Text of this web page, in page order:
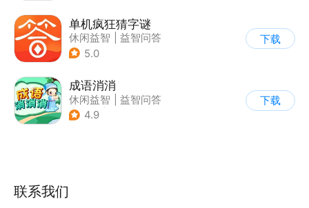
单机疯狂猜字谜
休闲益智
益智问答
| 猜谜
5.0
下载
成语消消
休闲益智
益智问答
| 成语
4.9
下载
联系我们